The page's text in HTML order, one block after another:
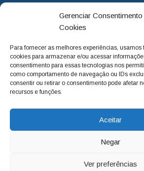
Gerenciar Consentimento
Cookies
Para fornecer as melhores experiências,
cookies para armazenar e/ou acessar
consentimento para essas tecnologias nos
como comportamento de navegação ou IDs
consentir ou retirar o consentimento pode afetar
recursos e funções.
Aceitar
Negar
Ver preferências
cidadãos valinhenses, já que naquela
dois jornais. Há mais de 30 anos, o
com o foco de trazer as melhores
deixamos de lado as necessidades do
questionando os órgãos públicos em
para a cidade e sempre cobrando
adm@jtv.com.br
(19)